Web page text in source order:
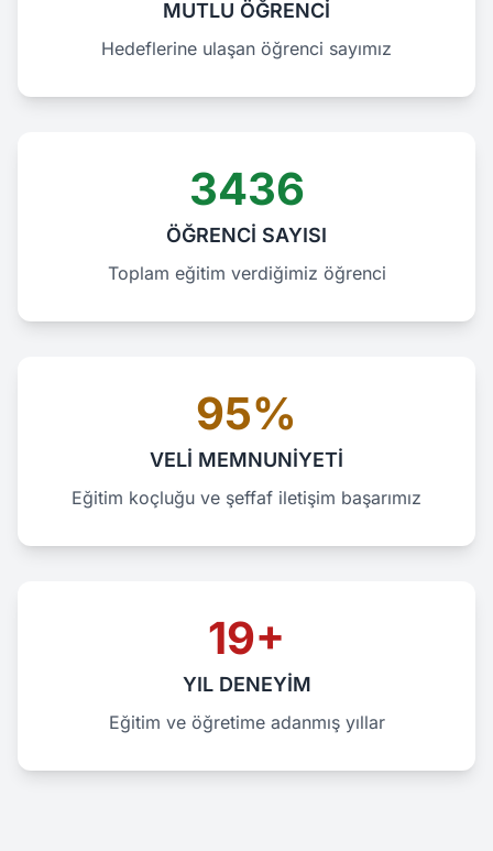
MUTLU ÖĞRENCİ
Hedeflerine ulaşan öğrenci sayımız
3436
ÖĞRENCİ SAYISI
Toplam eğitim verdiğimiz öğrenci
95%
VELİ MEMNUNİYETİ
Eğitim koçluğu ve şeffaf iletişim başarımız
19+
YIL DENEYİM
Eğitim ve öğretime adanmış yıllar